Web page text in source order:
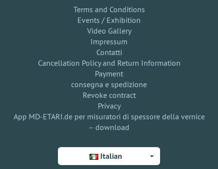
Terms and Conditions
Events / Exhibition
Video Gallery
Impressum
Contatti
Cancellation Policy and Return Information
Payment
consegna e spedizione
Revoke contract
Privacy
App MD-ETARI.de per misuratori di spessore della vernice
– download
Italian